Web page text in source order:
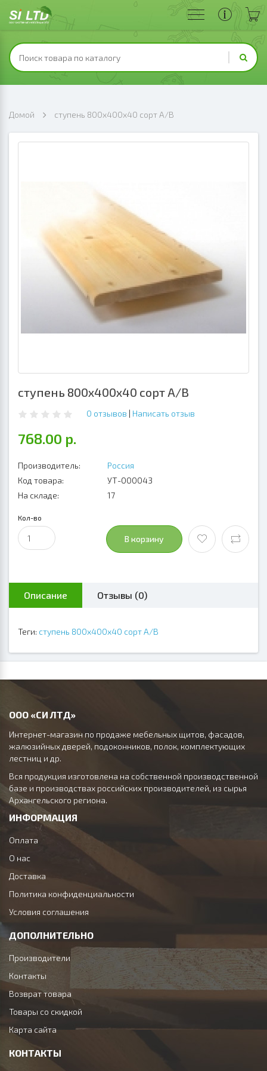
Домой ступень 800х400х40 сорт А/В
ступень 800х400х40 сорт А/В
0 отзывов | Написать отзыв
768.00 р.
Производитель:
Россия
Код товара:
УТ-000043
На складе:
17
Кол-во
В корзину
Описание Отзывы (0)
Теги: ступень 800х400х40 сорт А/В
ООО «СИ ЛТД»
Интернет-магазин по продаже мебельных щитов, фасадов,
жалюзийных дверей, подоконников, полок, комплектующих
лестниц и др.
Вся продукция изготовлена на собственной производственной
базе и производствах российских производителей, из сырья
Архангельского региона.
ИНФОРМАЦИЯ
Оплата
О нас
Доставка
Политика конфиденциальности
Условия соглашения
ДОПОЛНИТЕЛЬНО
Производители
Контакты
Возврат товара
Товары со скидкой
Карта сайта
КОНТАКТЫ